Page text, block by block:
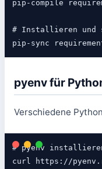
pip-compile
# Installieren und
pyenv für
Verschiedene
# pyenv installieren
curl https://